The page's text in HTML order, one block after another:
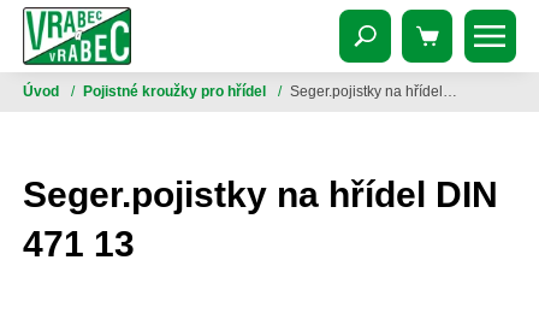
Úvod / Pojistné kroužky pro hřídel / Seger.pojistky na hřídel DIN 471 13
Seger.pojistky na hřídel DIN
471 13